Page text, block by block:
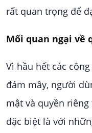
rất quan trọng để
Mối quan ngại về
Vì hầu hết các
đám mây, người
mật và quyền
đặc biệt là với